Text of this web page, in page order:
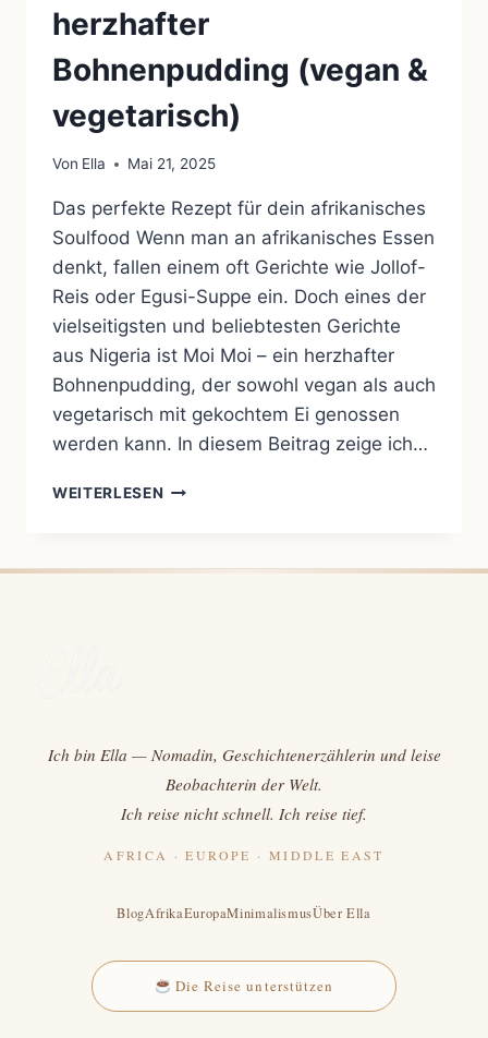
herzhafter
Bohnenpudding (vegan &
vegetarisch)
Von Ella Mai 21, 2025
Das perfekte Rezept für dein afrikanisches
Soulfood Wenn man an afrikanisches Essen
denkt, fallen einem oft Gerichte wie Jollof-
Reis oder Egusi-Suppe ein. Doch eines der
vielseitigsten und beliebtesten Gerichte
aus Nigeria ist Moi Moi – ein herzhafter
Bohnenpudding, der sowohl vegan als auch
vegetarisch mit gekochtem Ei genossen
werden kann. In diesem Beitrag zeige ich…
WEITERLESEN MOI
Ich bin Ella — Nomadin, Geschichtenerzählerin und leise
Beobachterin der Welt.
Ich reise nicht schnell. Ich reise tief.
AFRICA · EUROPE · MIDDLE EAST
BlogAfrikaEuropaMinimalismusÜber Ella
Die Reise unterstützen